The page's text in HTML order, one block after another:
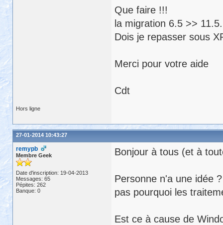
Que faire !!!
la migration 6.5 >>
Dois je repasser sous
Merci pour votre aide
Cdt
Hors ligne
27-01-2014 10:43:27
remypb
Membre Geek
Date d'inscription: 19-04-2013
Messages: 65
Pépites: 262
Banque: 0
Bonjour à tous (et à
Personne n'a une idée
pas pourquoi les
Est ce à cause de